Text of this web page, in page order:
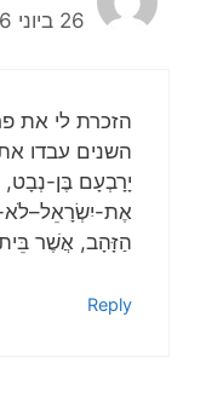
26 ביוני 2016 בשעה 22:15
הזכרת לי את
השנים עבדו
יָרָבְעָם בֶּן-
אֶת-
הַזָּהָב, אֲשֶׁר
Reply